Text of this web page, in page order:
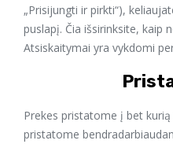
„Prisijungti ir pirkti“),
puslapį. Čia išsirinksite, kaip
Atsiskaitymai yra vykdomi
Prekes pristatome į bet
pristatome